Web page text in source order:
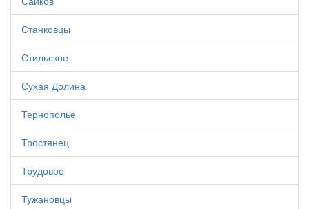
Станковцы
Стильское
Сухая Долина
Тернополье
Тростянец
Трудовое
Тужановцы